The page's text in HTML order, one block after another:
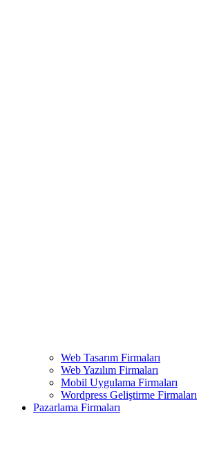
Web Tasarım Firmaları
Web Yazılım Firmaları
Mobil Uygulama Firmaları
Wordpress Geliştirme Firmaları
Pazarlama Firmaları